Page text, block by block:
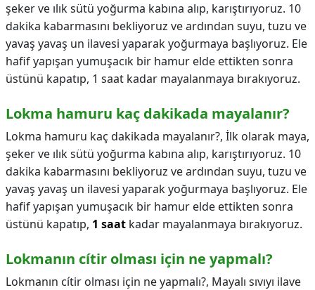
şeker ve ılık sütü yoğurma kabına alıp, karıştırıyoruz. 10
dakika kabarmasını bekliyoruz ve ardından suyu, tuzu ve
yavaş yavaş un ilavesi yaparak yoğurmaya başlıyoruz. Ele
hafif yapışan yumuşacık bir hamur elde ettikten sonra
üstünü kapatıp, 1 saat kadar mayalanmaya bırakıyoruz.
Lokma hamuru kaç dakikada mayalanır?
Lokma hamuru kaç dakikada mayalanır?, İlk olarak maya,
şeker ve ılık sütü yoğurma kabına alıp, karıştırıyoruz. 10
dakika kabarmasını bekliyoruz ve ardından suyu, tuzu ve
yavaş yavaş un ilavesi yaparak yoğurmaya başlıyoruz. Ele
hafif yapışan yumuşacık bir hamur elde ettikten sonra
üstünü kapatıp, 1 saat kadar mayalanmaya bırakıyoruz.
Lokmanın cítir olması için ne yapmalı?
Lokmanın cítir olması için ne yapmalı?, Mayalı sıvıyı ilave